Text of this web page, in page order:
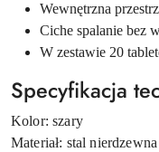
Wewnętrzna
Ciche spalanie bez
W zestawie 20
Specyfikacja
Kolor: szary
Materiał: stal nierdzewna